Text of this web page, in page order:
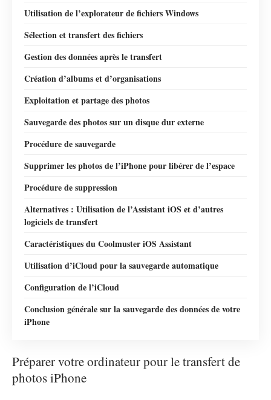
Utilisation de l’explorateur de fichiers Windows
Sélection et transfert des fichiers
Gestion des données après le transfert
Création d’albums et d’organisations
Exploitation et partage des photos
Sauvegarde des photos sur un disque dur externe
Procédure de sauvegarde
Supprimer les photos de l’iPhone pour libérer de l’espace
Procédure de suppression
Alternatives : Utilisation de l’Assistant iOS et d’autres
logiciels de transfert
Caractéristiques du Coolmuster iOS Assistant
Utilisation d’iCloud pour la sauvegarde automatique
Configuration de l’iCloud
Conclusion générale sur la sauvegarde des données de votre
iPhone
Préparer votre ordinateur pour le transfert de
photos iPhone